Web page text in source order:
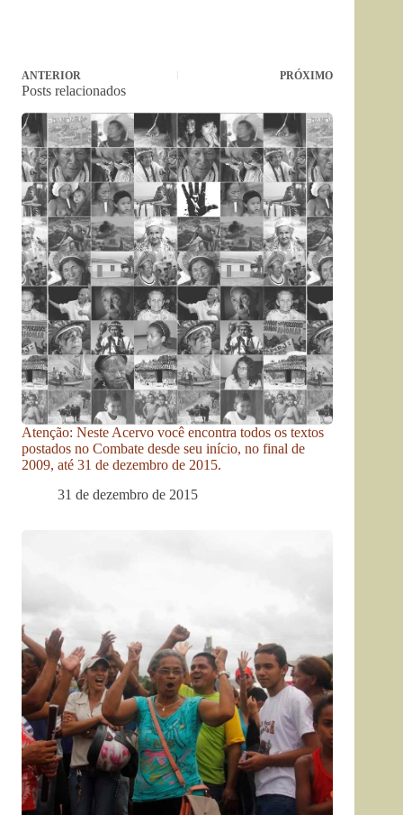
ANTERIOR PRÓXIMO
Posts relacionados
Atenção: Neste Acervo você encontra todos os textos
postados no Combate desde seu início, no final de
2009, até 31 de dezembro de 2015.
31 de dezembro de 2015